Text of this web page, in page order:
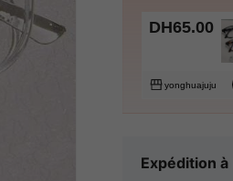
DH65.00
yonghuajuju
Expédition à